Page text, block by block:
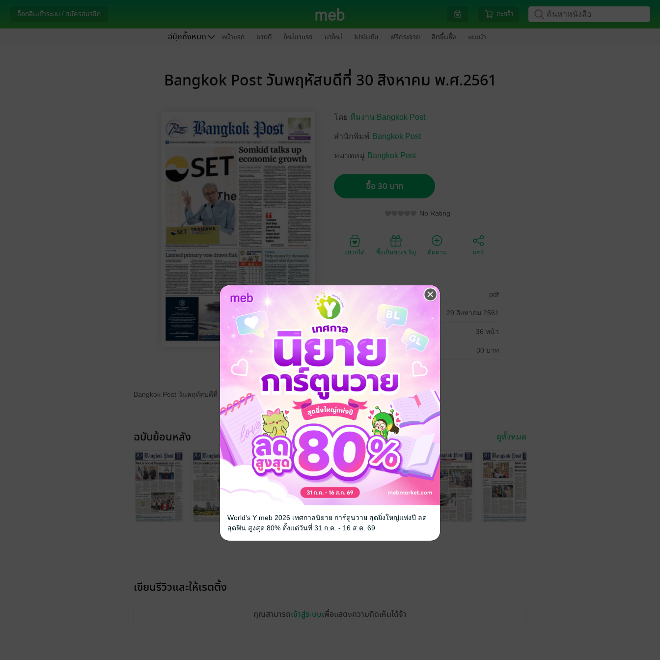
ล็อกอินเข้าระบบ / สมัครสมาชิก ตะกร้า
อีบุ๊กทั้งหมด หน้าแรก ขายดี ใหม่มาแรง มาใหม่ โปรโมชัน ฟรีกระจาย ฮิตขึ้นหิ้ง แนะนำ
Bangkok Post วันพฤหัสบดีที่ 30 สิงหาคม พ.ศ.2561
โดย ทีมงาน Bangkok Post
สำนักพิมพ์ Bangkok Post
หมวดหมู่ Bangkok Post
ซื้อ 30 บาท
No Rating
อยากได้ ซื้อเป็นของขวัญ ติดตาม แชร์
ประเภทไฟล์ pdf
วันที่วางขาย 29 สิงหาคม 2561
ความยาว 36 หน้า
ราคาปก 30 บาท
Bangkok Post วันพฤหัสบดีที่ 30 สิงหาคม พ.ศ.2561
ฉบับย้อนหลัง ดูทั้งหมด
เขียนรีวิวและให้เรตติ้ง
คุณสามารถเข้าสู่ระบบเพื่อแสดงความคิดเห็นได้จ้า
World's Y meb 2026 เทศกาลนิยาย การ์ตูนวาย สุดยิ่งใหญ่แห่งปี ลด
สุดฟิน สูงสุด 80% ตั้งแต่วันที่ 31 ก.ค. - 16 ส.ค. 69